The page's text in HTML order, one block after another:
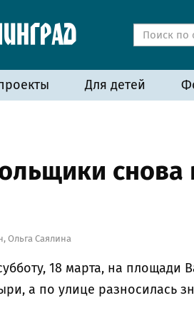
Для детей
, Ольга Саялина
18 марта, на площади
а по улице разносилась